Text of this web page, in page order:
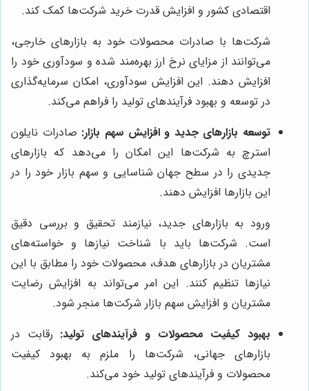
اقتصادی کشور و افزایش قدرت خرید شرکت‌ها کمک کند.
شرکت‌ها با صادرات محصولات خود به بازارهای خارجی،
می‌توانند از مزایای نرخ ارز بهره‌مند شده و سودآوری خود را
افزایش دهند. این افزایش سودآوری، امکان سرمایه‌گذاری
در توسعه و بهبود فرآیندهای تولید را فراهم می‌کند.
توسعه بازارهای جدید و افزایش سهم بازار: صادرات نایلون
استرچ به شرکت‌ها این امکان را می‌دهد که بازارهای
جدیدی را در سطح جهان شناسایی و سهم بازار خود را در
این بازارها افزایش دهند.
ورود به بازارهای جدید، نیازمند تحقیق و بررسی دقیق
است. شرکت‌ها باید با شناخت نیازها و خواسته‌های
مشتریان در بازارهای هدف، محصولات خود را مطابق با این
نیازها تنظیم کنند. این امر می‌تواند به افزایش رضایت
مشتریان و افزایش سهم بازار شرکت‌ها منجر شود.
بهبود کیفیت محصولات و فرآیندهای تولید: رقابت در
بازارهای جهانی، شرکت‌ها را ملزم به بهبود کیفیت
محصولات و فرآیندهای تولید خود می‌کند.